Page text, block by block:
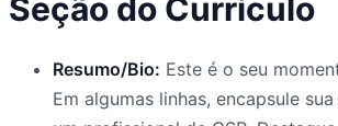
Seção do Currículo
Resumo/Bio: Este é o seu
Em algumas linhas, encapsule